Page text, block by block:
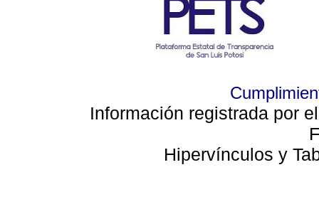
Información registrada por
Hipervínculos y